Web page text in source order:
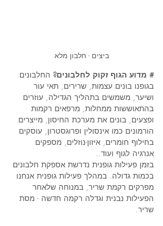
ביצים - חלבון מלא
# מדוע הגוף זקוק לחלבונים? החלבונים
בגופנו בונים עצמות, שרירים, תאי עור
ושיער, משמשים בתהליך הגדילה, עוזרים
בהתאוששות ממחלות, מרפאים רקמות
ופצעים, בונים את מערכת החיסון, מייצרים
הורמונים כמו אינסולין ופרוגסטרון, עוסקים
בחילוף חומרים, איזון-נוזלים, מספקים
אנרגיה לגוף ועוד..
בזמן פעילות גופנית נדרשת אספקת חלבונים
בכמות גדולה. במהלך פעילות גופנית אנחנו
מפרקים רקמת שריר, במנוחה שלאחר
הפעילות נבנית וגדלה רקמה חדשה - מסת
שריר.